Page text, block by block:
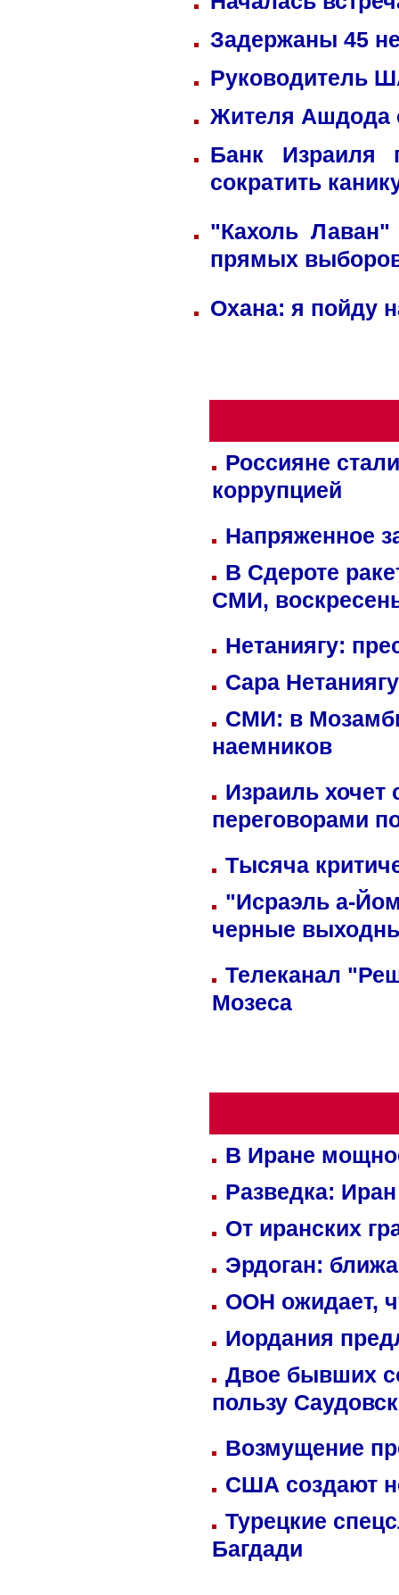
Задержаны 45
Руководитель
Жителя Ашдода
Банк Израиля
сократить
"Кахоль
прямых
Охана: я пойду
Россияне
коррупцией
Напряженное
В Сдероте
СМИ,
Нетаниягу:
Сара
СМИ: в
наемников
Израиль хочет
переговорами
Тысяча
"Исраэль а-
черные
Телеканал
Мозеса
В Иране
Разведка:
От иранских
Эрдоган:
ООН ожидает,
Иордания
Двое бывших
пользу
Возмущение
США создают
Турецкие
Багдади